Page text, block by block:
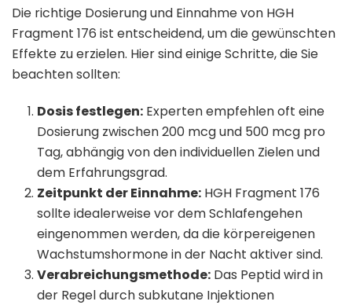
Die richtige Dosierung und Einnahme von HGH
Fragment 176 ist entscheidend, um die gewünschten
Effekte zu erzielen. Hier sind einige Schritte, die Sie
beachten sollten:
Dosis festlegen: Experten empfehlen oft eine
Dosierung zwischen 200 mcg und 500 mcg pro
Tag, abhängig von den individuellen Zielen und
dem Erfahrungsgrad.
Zeitpunkt der Einnahme: HGH Fragment 176
sollte idealerweise vor dem Schlafengehen
eingenommen werden, da die körpereigenen
Wachstumshormone in der Nacht aktiver sind.
Verabreichungsmethode: Das Peptid wird in
der Regel durch subkutane Injektionen